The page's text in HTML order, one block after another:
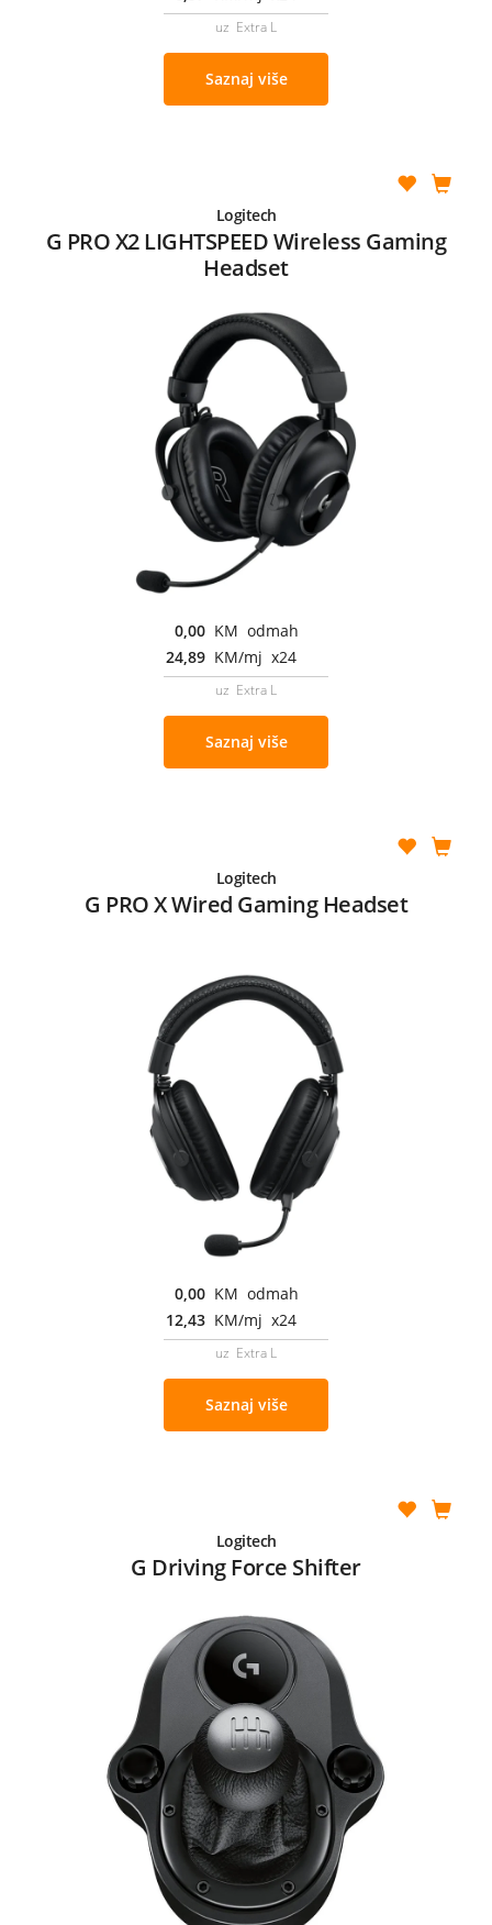
uz Extra L
Saznaj više
Logitech
G PRO X2 LIGHTSPEED Wireless Gaming
Headset
0,00 KM odmah
24,89 KM/mj x24
uz Extra L
Saznaj više
Logitech
G PRO X Wired Gaming Headset
0,00 KM odmah
12,43 KM/mj x24
uz Extra L
Saznaj više
Logitech
G Driving Force Shifter